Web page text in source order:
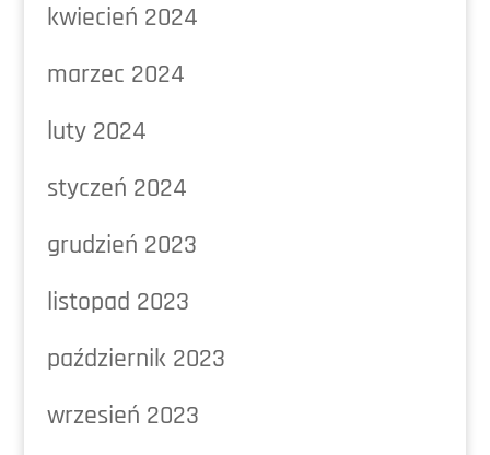
kwiecień 2024
marzec 2024
luty 2024
styczeń 2024
grudzień 2023
listopad 2023
październik 2023
wrzesień 2023